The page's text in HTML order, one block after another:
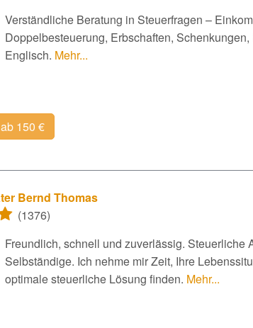
150 €
Verständliche Beratung in Steuerfragen –
Doppelbesteuerung, Erbschaften,
Englisch. Mehr...
Bernd Thomas
(1376)
Freundlich, schnell und zuverlässig. Steuerliche
Selbständige. Ich nehme mir Zeit, Ihre
optimale steuerliche Lösung finden. Mehr...